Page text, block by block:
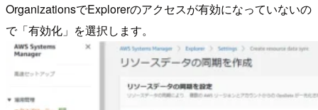
OrganizationsでExplorerのアクセスが有効になっていないの
で「有効化」を選択します。